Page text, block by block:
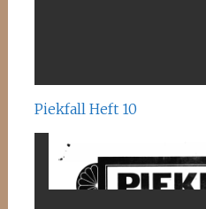
Piekfall Heft 10